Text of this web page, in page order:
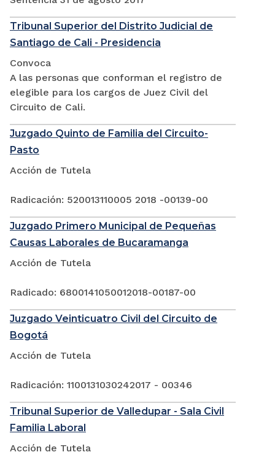
Tribunal Superior del Distrito Judicial de
Santiago de Cali - Presidencia
Convoca
A las personas que conforman el registro de
elegible para los cargos de Juez Civil del
Circuito de Cali.
Juzgado Quinto de Familia del Circuito-
Pasto
Acción de Tutela
Radicación: 520013110005 2018 -00139-00
Juzgado Primero Municipal de Pequeñas
Causas Laborales de Bucaramanga
Acción de Tutela
Radicado: 6800141050012018-00187-00
Juzgado Veinticuatro Civil del Circuito de
Bogotá
Acción de Tutela
Radicación: 1100131030242017 - 00346
Tribunal Superior de Valledupar - Sala Civil
Familia Laboral
Acción de Tutela